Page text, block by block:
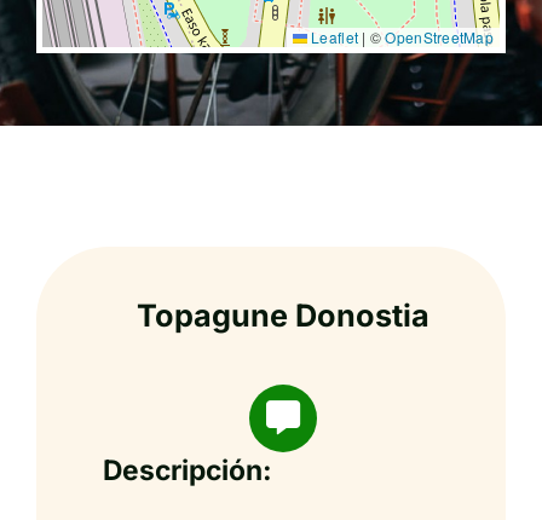
Leaflet | ©OpenStreetMap
Topagune Donostia
Descripción: